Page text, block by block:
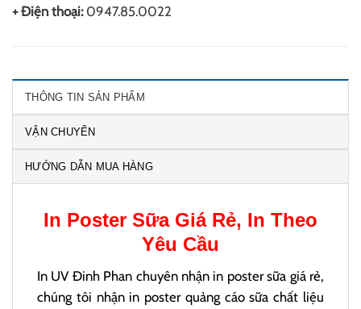
+ Điện thoại: 0947.85.0022
THÔNG TIN SẢN PHẨM
VẬN CHUYỂN
HƯỚNG DẪN MUA HÀNG
In Poster SữaGiá Rẻ, In Theo
Yêu Cầu
In UV Đinh Phan chuyên nhận in poster sữa giá rẻ,
chúng tôi nhận in poster quảng cáo sữa chất liệu